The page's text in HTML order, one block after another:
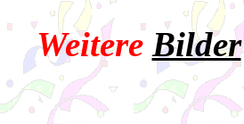
Weitere Bilder